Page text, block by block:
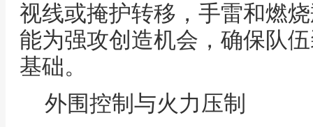
视线或掩护转移，手雷和燃
能为强攻创造机会，确保队
基础。
外围控制与火力压制